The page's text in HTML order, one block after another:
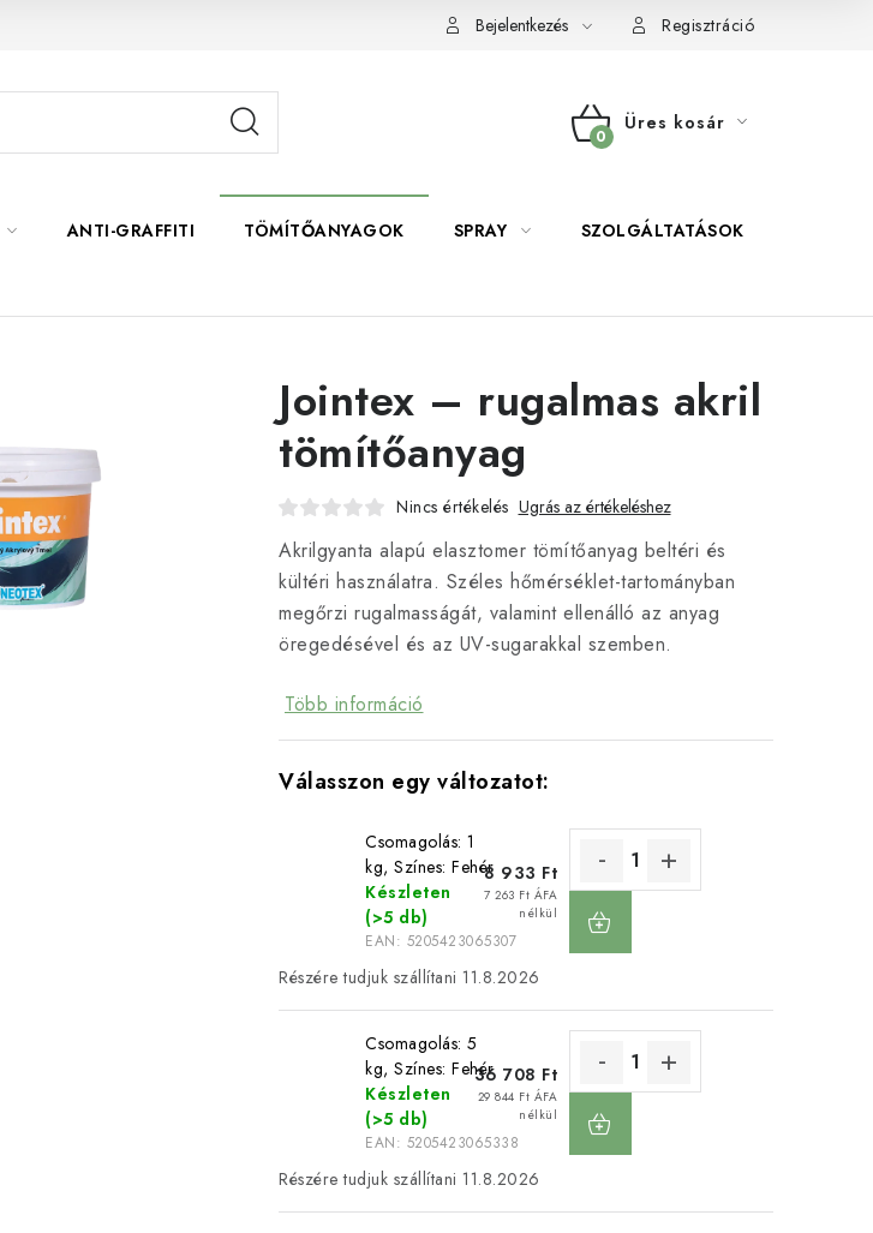
Bejelentkezés Regisztráció
KOSÁR
Üres kosár
ANTI-GRAFFITI TÖMÍTŐANYAGOK SPRAY SZOLGÁLTATÁSOK
Jointex – rugalmas akril
tömítőanyag
Nincs értékelés Ugrás az értékeléshez
Akrilgyanta alapú elasztomer tömítőanyag beltéri és
kültéri használatra. Széles hőmérséklet-tartományban
megőrzi rugalmasságát, valamint ellenálló az anyag
öregedésével és az UV-sugarakkal szemben.
Több információ
Csomagolás: 1
kg, Színes: Fehér
Készleten
(>5 db)
EAN: 5205423065307
8 933 Ft
7 263 Ft ÁFA
nélkül
11.8.2026
Csomagolás: 5
kg, Színes: Fehér
Készleten
(>5 db)
EAN: 5205423065338
36 708 Ft
29 844 Ft ÁFA
nélkül
11.8.2026